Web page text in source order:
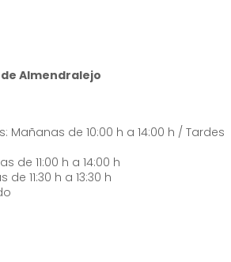
Almendralejo
Mañanas de 10:00 h a 14:00 h / Tardes
de 11:00 h a 14:00 h
11:30 h a 13:30 h